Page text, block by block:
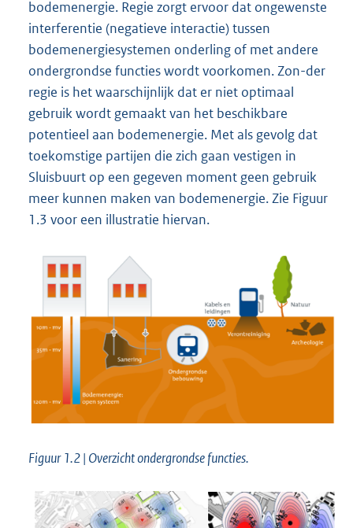
bodemenergie. Regie zorgt ervoor dat ongewenste
interferentie (negatieve interactie) tussen
bodemenergiesystemen onderling of met andere
ondergrondse functies wordt voorkomen. Zon-der
regie is het waarschijnlijk dat er niet optimaal
gebruik wordt gemaakt van het beschikbare
potentieel aan bodemenergie. Met als gevolg dat
toekomstige partijen die zich gaan vestigen in
Sluisbuurt op een gegeven moment geen gebruik
meer kunnen maken van bodemenergie. Zie Figuur
1.3 voor een illustratie hiervan.
Figuur 1.2 | Overzicht ondergrondse functies.